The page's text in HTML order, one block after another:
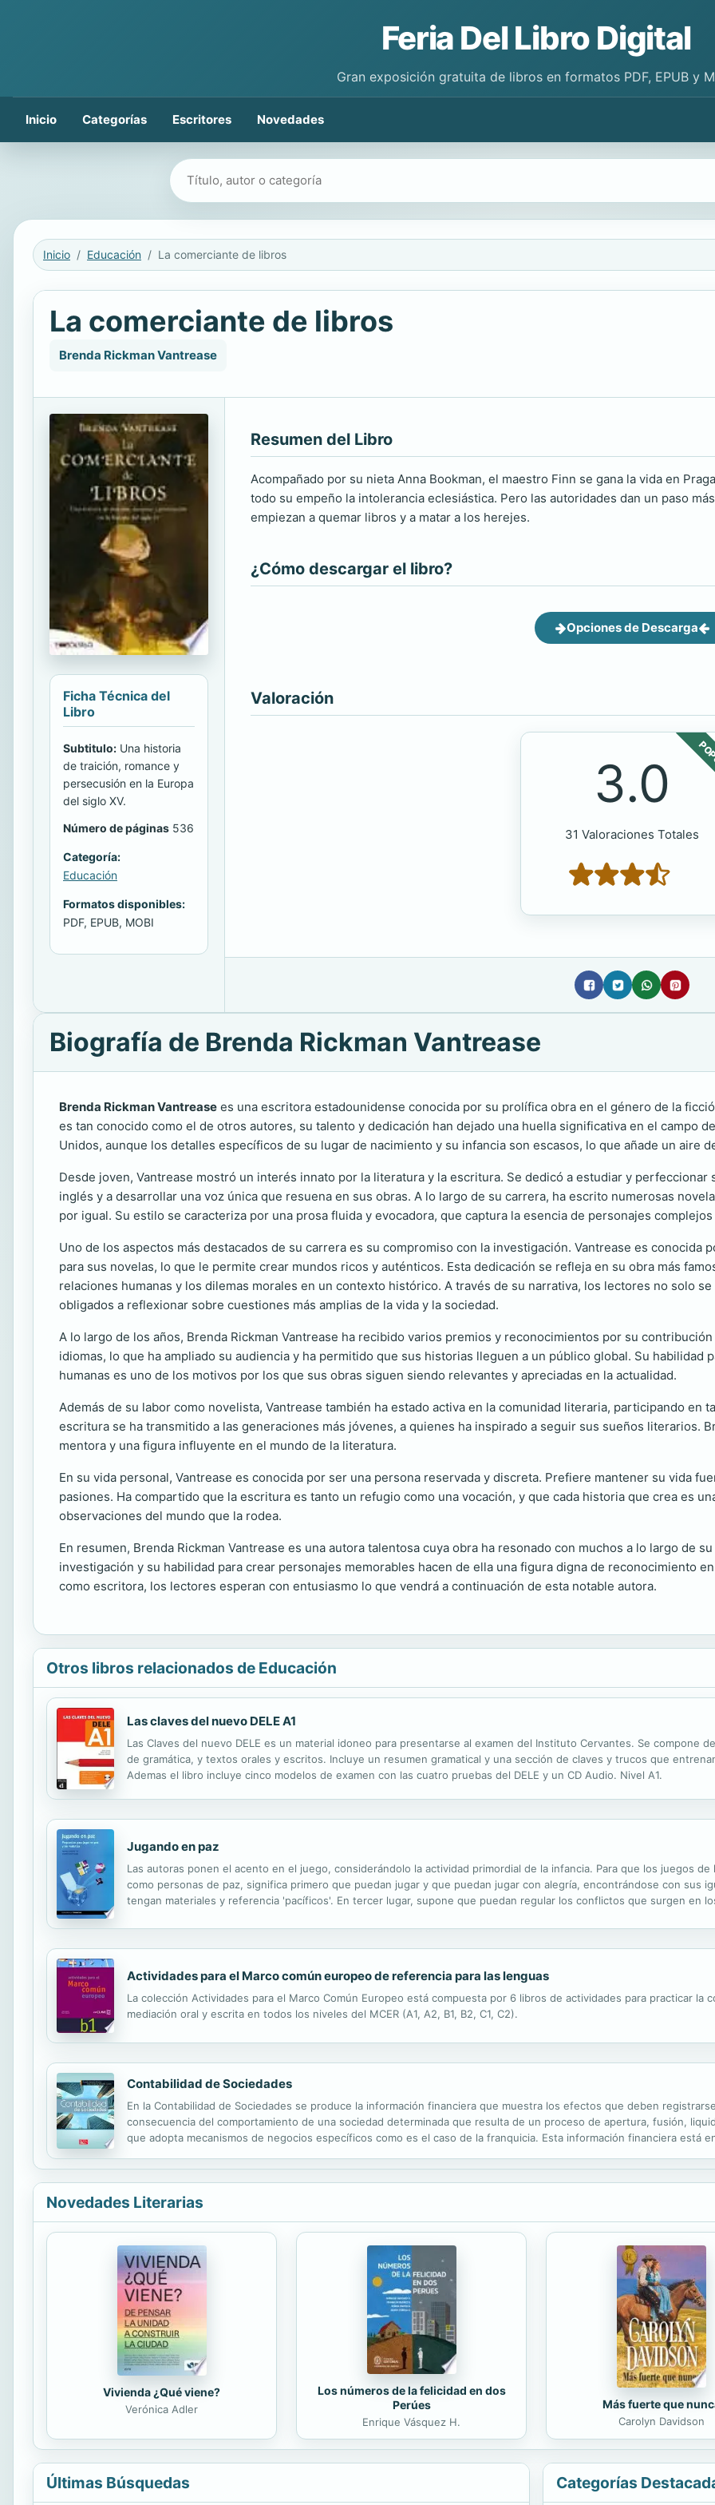
Feria Del Libro Digital
Gran exposición gratuita de libros en formatos PDF, EPUB y
Inicio Categorías Escritores Novedades
Buscar libros
Inicio Educación La comerciante de libros
La comerciante de libros
Brenda Rickman Vantrease
Ficha Técnica del
Libro
Subtitulo: Una historia
de traición, romance y
persecusión en la Europa
del siglo XV.
Número de páginas 536
Categoría:
Educación
Formatos disponibles:
PDF, EPUB, MOBI
Resumen del Libro
Acompañado por su nieta Anna Bookman, el maestro Finn se gana la vida en
todo su empeño la intolerancia eclesiástica. Pero las autoridades dan un paso
empiezan a quemar libros y a matar a los herejes.
¿Cómo descargar el libro?
Opciones de Descarga
Valoración
3.0
31 Valoraciones Totales
Biografía de Brenda Rickman Vantrease
Brenda Rickman Vantrease es una escritora estadounidense conocida por su prolífica obra en el género de la
es tan conocido como el de otros autores, su talento y dedicación han dejado una huella significativa en el campo
Unidos, aunque los detalles específicos de su lugar de nacimiento y su infancia son escasos, lo que añade un aire
Desde joven, Vantrease mostró un interés innato por la literatura y la escritura. Se dedicó a estudiar y
inglés y a desarrollar una voz única que resuena en sus obras. A lo largo de su carrera, ha escrito numerosas
por igual. Su estilo se caracteriza por una prosa fluida y evocadora, que captura la esencia de personajes
Uno de los aspectos más destacados de su carrera es su compromiso con la investigación. Vantrease es
para sus novelas, lo que le permite crear mundos ricos y auténticos. Esta dedicación se refleja en su obra más
relaciones humanas y los dilemas morales en un contexto histórico. A través de su narrativa, los lectores no solo
obligados a reflexionar sobre cuestiones más amplias de la vida y la sociedad.
A lo largo de los años, Brenda Rickman Vantrease ha recibido varios premios y reconocimientos por su
idiomas, lo que ha ampliado su audiencia y ha permitido que sus historias lleguen a un público global. Su habilidad
humanas es uno de los motivos por los que sus obras siguen siendo relevantes y apreciadas en la actualidad.
Además de su labor como novelista, Vantrease también ha estado activa en la comunidad literaria, participando en
escritura se ha transmitido a las generaciones más jóvenes, a quienes ha inspirado a seguir sus sueños literarios.
mentora y una figura influyente en el mundo de la literatura.
En su vida personal, Vantrease es conocida por ser una persona reservada y discreta. Prefiere mantener su vida
pasiones. Ha compartido que la escritura es tanto un refugio como una vocación, y que cada historia que crea es
observaciones del mundo que la rodea.
En resumen, Brenda Rickman Vantrease es una autora talentosa cuya obra ha resonado con muchos a lo largo de
investigación y su habilidad para crear personajes memorables hacen de ella una figura digna de reconocimiento
como escritora, los lectores esperan con entusiasmo lo que vendrá a continuación de esta notable autora.
Otros libros relacionados de Educación
Las claves del nuevo DELE A1
Las Claves del nuevo DELE es un material idoneo para presentarse al examen del Instituto Cervantes. Se compone
de gramática, y textos orales y escritos. Incluye un resumen gramatical y una sección de claves y trucos que
Ademas el libro incluye cinco modelos de examen con las cuatro pruebas del DELE y un CD Audio. Nivel A1.
Jugando en paz
Las autoras ponen el acento en el juego, considerándolo la actividad primordial de la infancia. Para que los juegos
como personas de paz, significa primero que puedan jugar y que puedan jugar con alegría, encontrándose con sus
tengan materiales y referencia 'pacíficos'. En tercer lugar, supone que puedan regular los conflictos que surgen en
Actividades para el Marco común europeo de referencia para las lenguas
La colección Actividades para el Marco Común Europeo está compuesta por 6 libros de actividades para practicar la
mediación oral y escrita en todos los niveles del MCER (A1, A2, B1, B2, C1, C2).
Contabilidad de Sociedades
En la Contabilidad de Sociedades se produce la información financiera que muestra los efectos que deben
consecuencia del comportamiento de una sociedad determinada que resulta de un proceso de apertura, fusión,
que adopta mecanismos de negocios específicos como es el caso de la franquicia. Esta información financiera está
Novedades Literarias
Vivienda ¿Qué viene?
Verónica Adler
Los números de la felicidad en dos
Perúes
Enrique Vásquez H.
Más fuerte que
Carolyn Davidson
Últimas Búsquedas Categorías